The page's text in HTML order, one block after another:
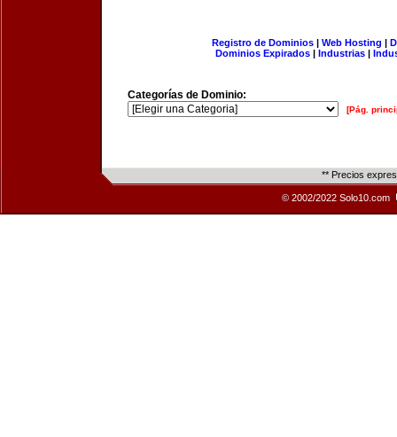
Registro de Dominios| Web Hosting |
Dominios Expirados | Industrias |
Categorías de Dominio:
[Pág.
** Precios
© 2002/2022 Solo10.com